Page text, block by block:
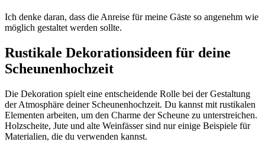
Ich denke daran, dass die Anreise für meine Gäste so angenehm wie
möglich gestaltet werden sollte.
Rustikale Dekorationsideen für deine
Scheunenhochzeit
Die Dekoration spielt eine entscheidende Rolle bei der Gestaltung
der Atmosphäre deiner Scheunenhochzeit. Du kannst mit rustikalen
Elementen arbeiten, um den Charme der Scheune zu unterstreichen.
Holzscheite, Jute und alte Weinfässer sind nur einige Beispiele für
Materialien, die du verwenden kannst.